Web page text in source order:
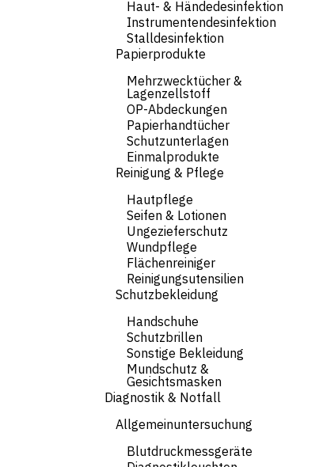
Haut- & Händedesinfektion
Instrumentendesinfektion
Stalldesinfektion
Papierprodukte
Mehrzwecktücher &
Lagenzellstoff
OP-Abdeckungen
Papierhandtücher
Schutzunterlagen
Einmalprodukte
Reinigung & Pflege
Hautpflege
Seifen & Lotionen
Ungezieferschutz
Wundpflege
Flächenreiniger
Reinigungsutensilien
Schutzbekleidung
Handschuhe
Schutzbrillen
Sonstige Bekleidung
Mundschutz &
Gesichtsmasken
Diagnostik & Notfall
Allgemeinuntersuchung
Blutdruckmessgeräte